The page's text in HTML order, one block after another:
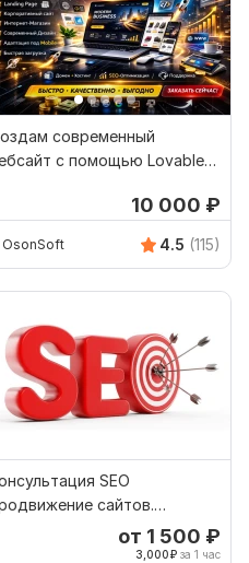
современный
с помощью Lovable
10 000 ₽
OsonSoft 4.5 (115)
SEO
сайтов.
при создании сайта
от 1 500 ₽
3,000₽ за 1 час